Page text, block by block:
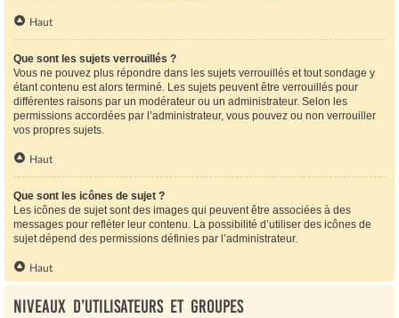
Haut
Que sont les sujets verrouillés ?
Vous ne pouvez plus répondre dans les sujets verrouillés et tout sondage y
étant contenu est alors terminé. Les sujets peuvent être verrouillés pour
différentes raisons par un modérateur ou un administrateur. Selon les
permissions accordées par l’administrateur, vous pouvez ou non verrouiller
vos propres sujets.
Haut
Que sont les icônes de sujet ?
Les icônes de sujet sont des images qui peuvent être associées à des
messages pour refléter leur contenu. La possibilité d’utiliser des icônes de
sujet dépend des permissions définies par l’administrateur.
Haut
Niveaux d’utilisateurs et groupes